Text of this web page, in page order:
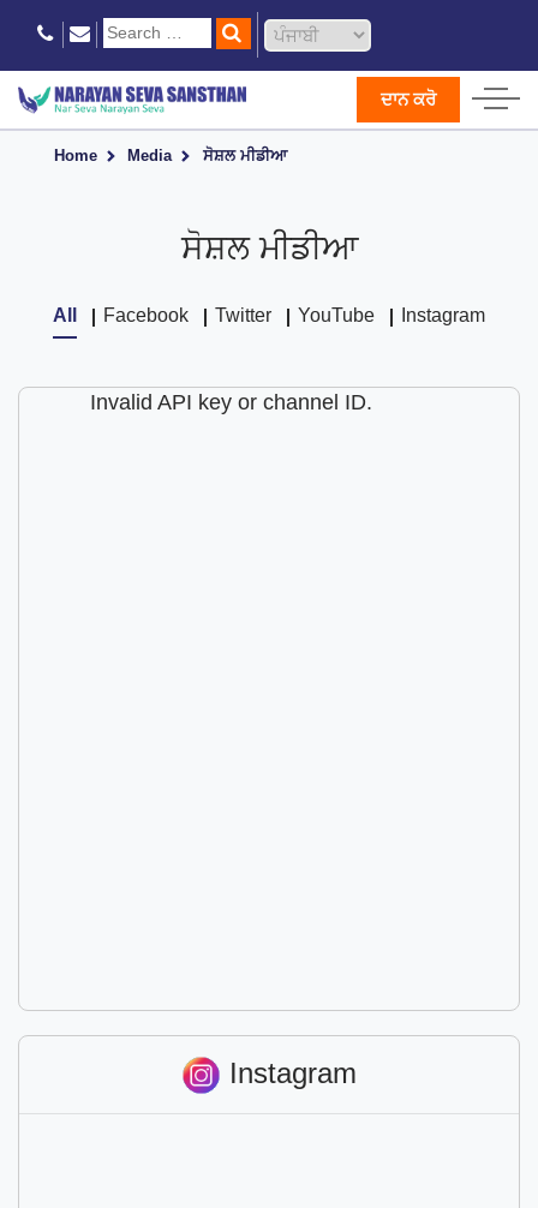
ਦਾਨ ਕਰੋ
Home Media ਸੋਸ਼ਲ ਮੀਡੀਆ
ਸੋਸ਼ਲ ਮੀਡੀਆ
All Facebook Twitter YouTube Instagram
Instagram
Invalid API key or channel ID.